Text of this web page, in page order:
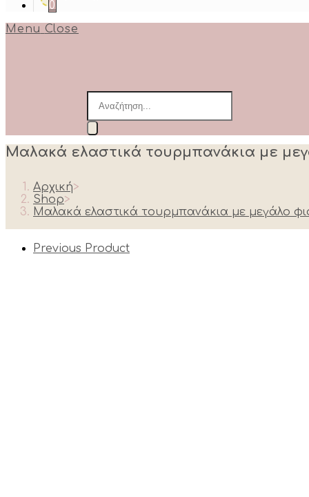
0
Menu Close
Products
search
Μαλακά ελαστικά τουρμπανάκια με
Αρχική>
Shop>
Μαλακά ελαστικά τουρμπανάκια με μεγάλο
Previous Product